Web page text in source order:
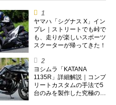
ヤマハ「シグナス X」イン
プレ｜ストリートでも峠で
も、走りが楽しいスポーツ
スクーターが帰ってきた！
ヨシムラ「KATANA
1135R」詳細解説｜コンプ
リートカスタムの手法で5
台のみを製作した究極の銘